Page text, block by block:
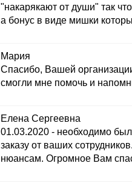
"накарякают от души" так
а бонус в виде мишки
Мария
Спасибо, Вашей
смогли мне помочь и
Елена Сергеевна
01.03.2020 - необходимо
заказу от ваших
нюансам. Огромное Вам